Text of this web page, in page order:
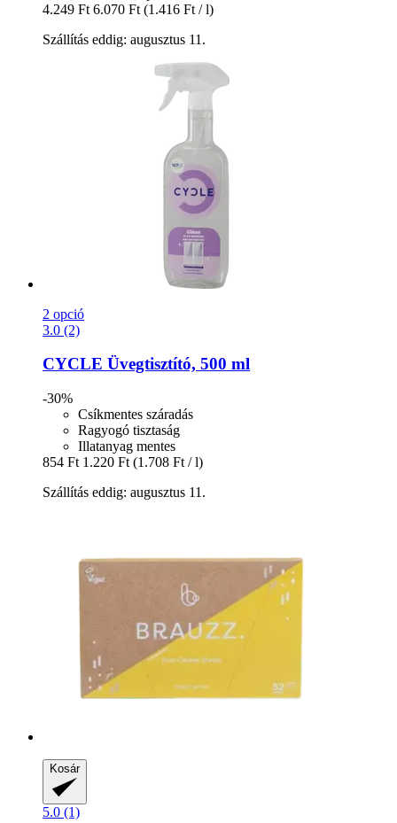
4.249 Ft 6.070 Ft (1.416 Ft / l)
Szállítás eddig: augusztus 11.
2 opció
3.0 (2)
CYCLE Üvegtisztító, 500 ml
-30%
Csíkmentes száradás
Ragyogó tisztaság
Illatanyag mentes
854 Ft 1.220 Ft (1.708 Ft / l)
Szállítás eddig: augusztus 11.
Kosár
5.0 (1)